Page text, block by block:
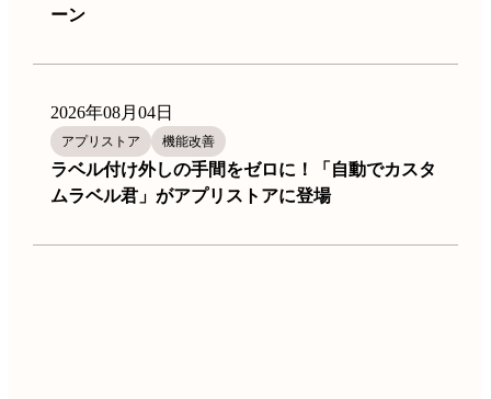
ーン
2026年08月04日
アプリストア 機能改善
ラベル付け外しの手間をゼロに！「自動でカスタ
ムラベル君」がアプリストアに登場